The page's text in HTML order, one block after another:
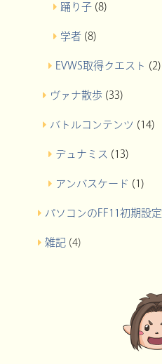
踊り子 (8)
学者 (8)
EVWS取得クエスト (2)
ヴァナ散歩 (33)
バトルコンテンツ (14)
デュナミス (13)
アンバスケード (1)
パソコンのFF11初期設定
雑記 (4)